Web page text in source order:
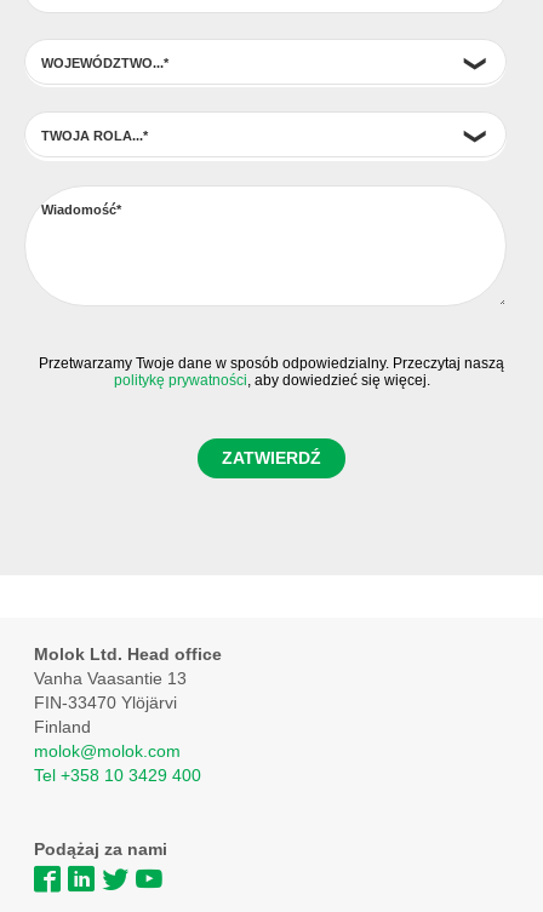
Przetwarzamy Twoje dane w sposób odpowiedzialny. Przeczytaj naszą
politykę prywatności, aby dowiedzieć się więcej.
Molok Ltd. Head office
Vanha Vaasantie 13
FIN-33470 Ylöjärvi
Finland
molok@molok.com
Tel +358 10 3429 400
Podążaj za nami